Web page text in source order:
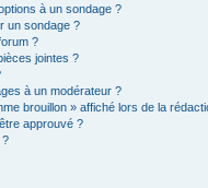
à un sondage ?
un sondage ?
?
jointes ?
à un modérateur ?
brouillon » affiché lors de la
approuvé ?
?